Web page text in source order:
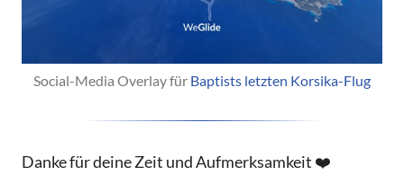
Social-Media Overlay für Baptists letzten Korsika-Flug
Danke für deine Zeit und Aufmerksamkeit ❤️